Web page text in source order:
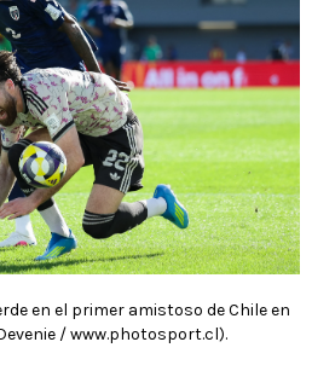
en el primer amistoso de Chile en
/ www.photosport.cl).